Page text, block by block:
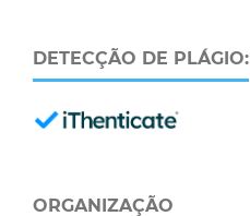
DETECÇÃO DE PLÁGIO:
ORGANIZAÇÃO